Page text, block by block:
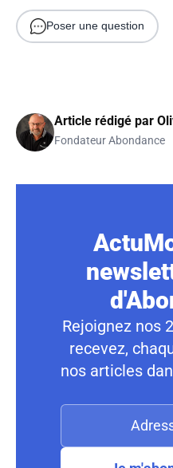
Poser une question
Article rédigé par
Fondateur Abondance
Rejoignez nos
recevez,
nos articles